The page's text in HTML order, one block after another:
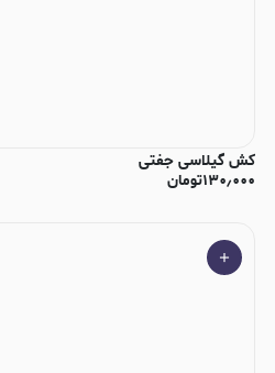
کش گیلاسی جفتی
۱۳۰٫۰۰۰تومان